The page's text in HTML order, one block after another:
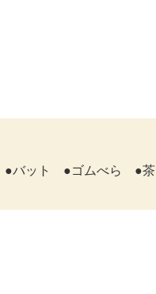
バット ●ゴムべら ●茶